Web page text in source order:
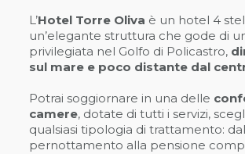
L’Hotel Torre Oliva è un hotel 4
un’elegante struttura che gode di
privilegiata nel Golfo di Policastro,
sul mare e poco distante dal
Potrai soggiornare in una delle
camere, dotate di tutti i servizi,
qualsiasi tipologia di trattamento:
pernottamento alla pensione